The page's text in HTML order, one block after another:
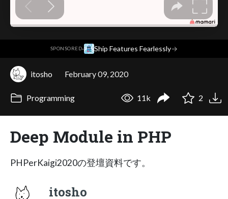
SPONSORED· Ship Features Fearlessly→
itosho February 09, 2020
Programming 11k 2
Deep Module in PHP
PHPerKaigi2020の登壇資料です。
itosho